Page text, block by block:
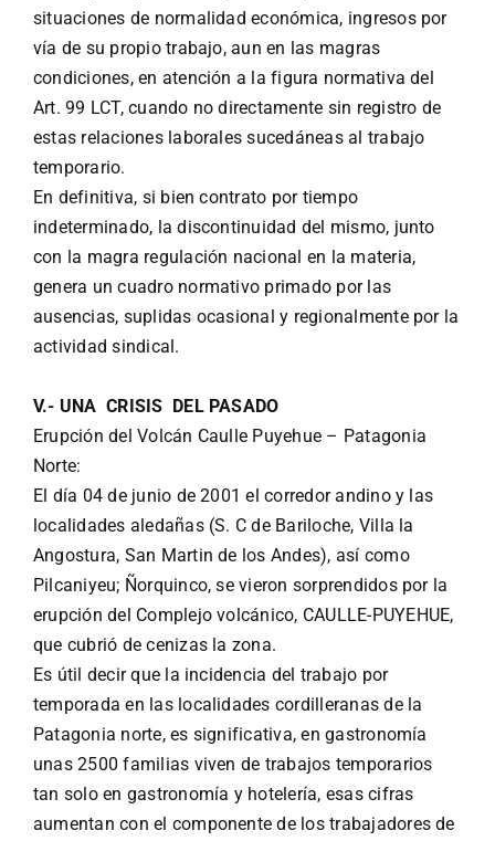
situaciones de normalidad económica, ingresos por
vía de su propio trabajo, aun en las magras
condiciones, en atención a la figura normativa del
Art. 99 LCT, cuando no directamente sin registro de
estas relaciones laborales sucedáneas al trabajo
temporario.
En definitiva, si bien contrato por tiempo
indeterminado, la discontinuidad del mismo, junto
con la magra regulación nacional en la materia,
genera un cuadro normativo primado por las
ausencias, suplidas ocasional y regionalmente por la
actividad sindical.
V.- UNA CRISIS DEL PASADO
Erupción del Volcán Caulle Puyehue – Patagonia
Norte:
El día 04 de junio de 2001 el corredor andino y las
localidades aledañas (S. C de Bariloche, Villa la
Angostura, San Martin de los Andes), así como
Pilcaniyeu; Ñorquinco, se vieron sorprendidos por la
erupción del Complejo volcánico, CAULLE-PUYEHUE,
que cubrió de cenizas la zona.
Es útil decir que la incidencia del trabajo por
temporada en las localidades cordilleranas de la
Patagonia norte, es significativa, en gastronomía
unas 2500 familias viven de trabajos temporarios
tan solo en gastronomía y hotelería, esas cifras
aumentan con el componente de los trabajadores de